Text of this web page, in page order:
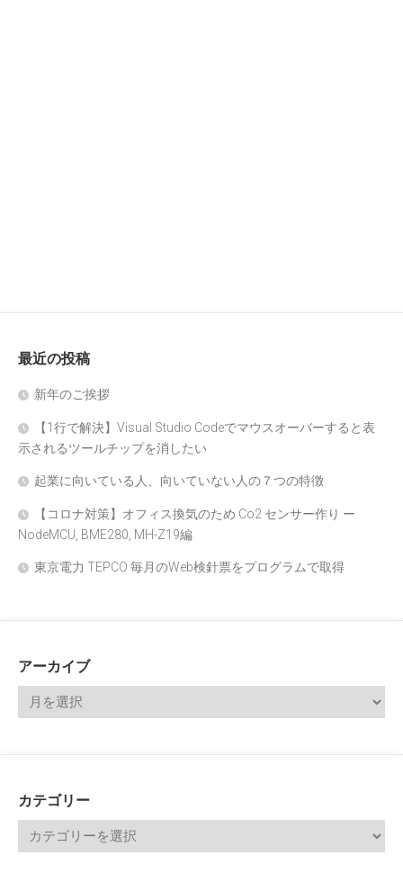
最近の投稿
新年のご挨拶
【1行で解決】Visual Studio Codeでマウスオーバーすると表
示されるツールチップを消したい
起業に向いている人、向いていない人の７つの特徴
【コロナ対策】オフィス換気のため Co2 センサー作り ー
NodeMCU, BME280, MH-Z19編
東京電力 TEPCO 毎月のWeb検針票をプログラムで取得
アーカイブ
カテゴリー